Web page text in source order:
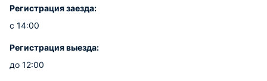
Регистрация заезда:
с 14:00
Регистрация выезда:
до 12:00